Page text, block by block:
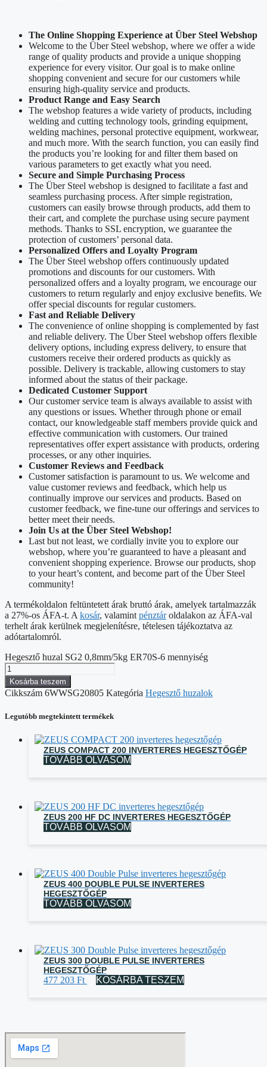
The Online Shopping Experience at Über Steel Webshop
Welcome to the Über Steel webshop, where we offer a wide
range of quality products and provide a unique shopping
experience for every visitor. Our goal is to make online
shopping convenient and secure for our customers while
ensuring high-quality service and products.
Product Range and Easy Search
The webshop features a wide variety of products, including
welding and cutting technology tools, grinding equipment,
welding machines, personal protective equipment, workwear,
and much more. With the search function, you can easily find
the products you’re looking for and filter them based on
various parameters to get exactly what you need.
Secure and Simple Purchasing Process
The Über Steel webshop is designed to facilitate a fast and
seamless purchasing process. After simple registration,
customers can easily browse through products, add them to
their cart, and complete the purchase using secure payment
methods. Thanks to SSL encryption, we guarantee the
protection of customers’ personal data.
Personalized Offers and Loyalty Program
The Über Steel webshop offers continuously updated
promotions and discounts for our customers. With
personalized offers and a loyalty program, we encourage our
customers to return regularly and enjoy exclusive benefits. We
offer special discounts for regular customers.
Fast and Reliable Delivery
The convenience of online shopping is complemented by fast
and reliable delivery. The Über Steel webshop offers flexible
delivery options, including express delivery, to ensure that
customers receive their ordered products as quickly as
possible. Delivery is trackable, allowing customers to stay
informed about the status of their package.
Dedicated Customer Support
Our customer service team is always available to assist with
any questions or issues. Whether through phone or email
contact, our knowledgeable staff members provide quick and
effective communication with customers. Our trained
representatives offer expert assistance with products, ordering
processes, or any other inquiries.
Customer Reviews and Feedback
Customer satisfaction is paramount to us. We welcome and
value customer reviews and feedback, which help us
continually improve our services and products. Based on
customer feedback, we fine-tune our offerings and services to
better meet their needs.
Join Us at the Über Steel Webshop!
Last but not least, we cordially invite you to explore our
webshop, where you’re guaranteed to have a pleasant and
convenient shopping experience. Browse our products, shop
to your heart’s content, and become part of the Über Steel
community!
A termékoldalon feltüntetett árak bruttó árak, amelyek tartalmazzák
a 27%-os ÁFA-t. A kosár, valamint pénztároldalakon az ÁFA-val
terhelt árak kerülnek megjelenítésre, tételesen tájékoztatva az
adótartalomról.
Hegesztő huzal SG2 0,8mm/5kg ER70S-6 mennyiség
Kosárba teszem
Cikkszám 6WWSG20805 Kategória Hegesztő huzalok
Legutóbb megtekintett termékek
ZEUS COMPACT 200 INVERTERES HEGESZTŐGÉP
TOVÁBB OLVASOM
ZEUS 200 HF DC INVERTERES HEGESZTŐGÉP
TOVÁBB OLVASOM
ZEUS 400 DOUBLE PULSE INVERTERES
HEGESZTŐGÉP
TOVÁBB OLVASOM
ZEUS 300 DOUBLE PULSE INVERTERES
HEGESZTŐGÉP
477 203 Ft KOSÁRBA TESZEM